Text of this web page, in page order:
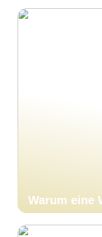
Warum eine